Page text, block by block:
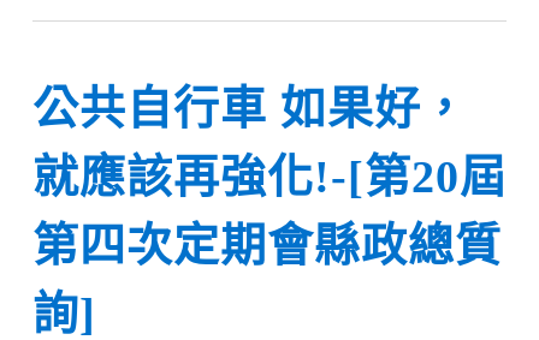
公共自行車 如果好，
就應該再強化!-[第20屆
第四次定期會縣政總質
詢]